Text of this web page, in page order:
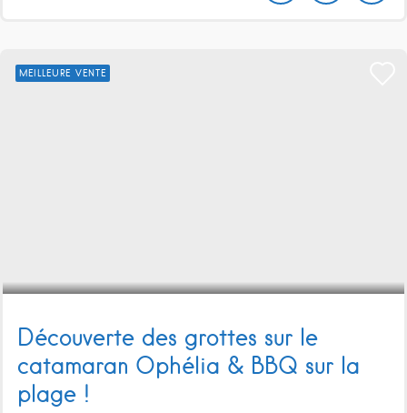
MEILLEURE VENTE
Découverte des grottes sur le
catamaran Ophélia & BBQ sur la
plage !